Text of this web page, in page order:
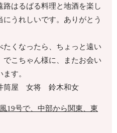
はるばる料理と地酒を楽し
うれしいです。ありがとう
くなったら、ちょっと遠い
こちゃん様に、またお会い
す。
筒屋 女将 鈴木和女
19号で、中部から関東、東